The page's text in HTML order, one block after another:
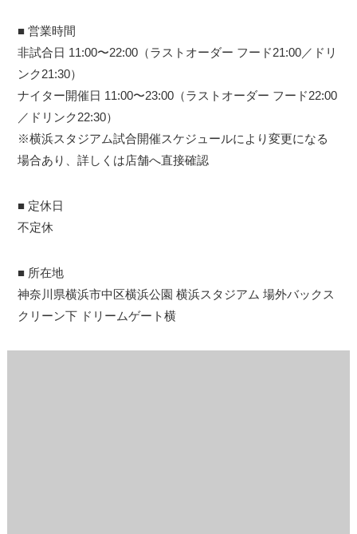
■ 営業時間
非試合日 11:00〜22:00（ラストオーダー フード21:00／ドリ
ンク21:30）
ナイター開催日 11:00〜23:00（ラストオーダー フード22:00
／ドリンク22:30）
※横浜スタジアム試合開催スケジュールにより変更になる
場合あり、詳しくは店舗へ直接確認
■ 定休日
不定休
■ 所在地
神奈川県横浜市中区横浜公園 横浜スタジアム 場外バックス
クリーン下 ドリームゲート横